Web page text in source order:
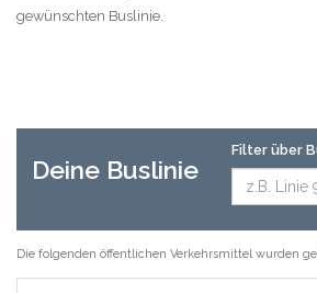
gewünschten Buslinie.
Deine Buslinie
Filter über
Die folgenden öffentlichen Verkehrsmittel wurden